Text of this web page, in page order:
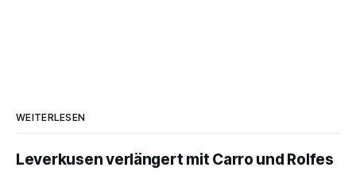
WEITERLESEN
Leverkusen verlängert mit Carro und Rolfes